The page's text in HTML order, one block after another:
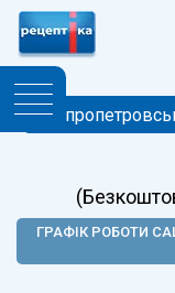
ГРАФІК РОБОТИ